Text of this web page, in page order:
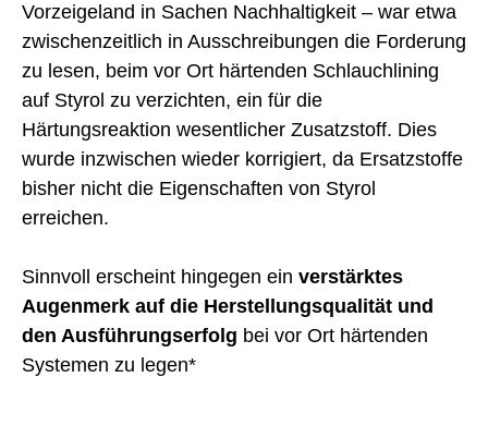
Vorzeigeland in Sachen Nachhaltigkeit – war etwa
zwischenzeitlich in Ausschreibungen die Forderung
zu lesen, beim vor Ort härtenden Schlauchlining
auf Styrol zu verzichten, ein für die
Härtungsreaktion wesentlicher Zusatzstoff. Dies
wurde inzwischen wieder korrigiert, da Ersatzstoffe
bisher nicht die Eigenschaften von Styrol
erreichen.
Sinnvoll erscheint hingegen ein verstärktes
Augenmerk auf die Herstellungsqualität und
den Ausführungserfolg bei vor Ort härtenden
Systemen zu legen*